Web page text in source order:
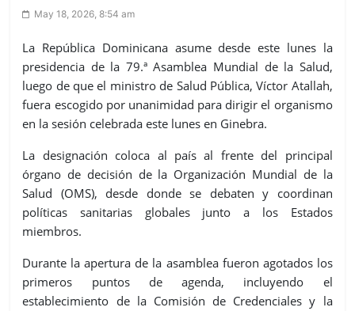
May 18, 2026, 8:54 am
La República Dominicana asume desde este lunes la
presidencia de la 79.ª Asamblea Mundial de la Salud,
luego de que el ministro de Salud Pública, Víctor Atallah,
fuera escogido por unanimidad para dirigir el organismo
en la sesión celebrada este lunes en Ginebra.
La designación coloca al país al frente del principal
órgano de decisión de la Organización Mundial de la
Salud (OMS), desde donde se debaten y coordinan
políticas sanitarias globales junto a los Estados
miembros.
Durante la apertura de la asamblea fueron agotados los
primeros puntos de agenda, incluyendo el
establecimiento de la Comisión de Credenciales y la